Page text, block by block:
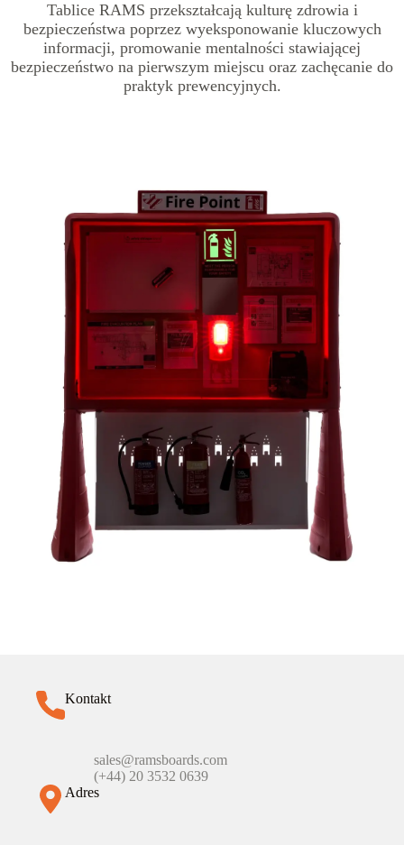
Tablice RAMS przekształcają kulturę zdrowia i
bezpieczeństwa poprzez wyeksponowanie kluczowych
informacji, promowanie mentalności stawiającej
bezpieczeństwo na pierwszym miejscu oraz zachęcanie do
praktyk prewencyjnych.
Kontakt
sales@ramsboards.com
(+44) 20 3532 0639
Adres